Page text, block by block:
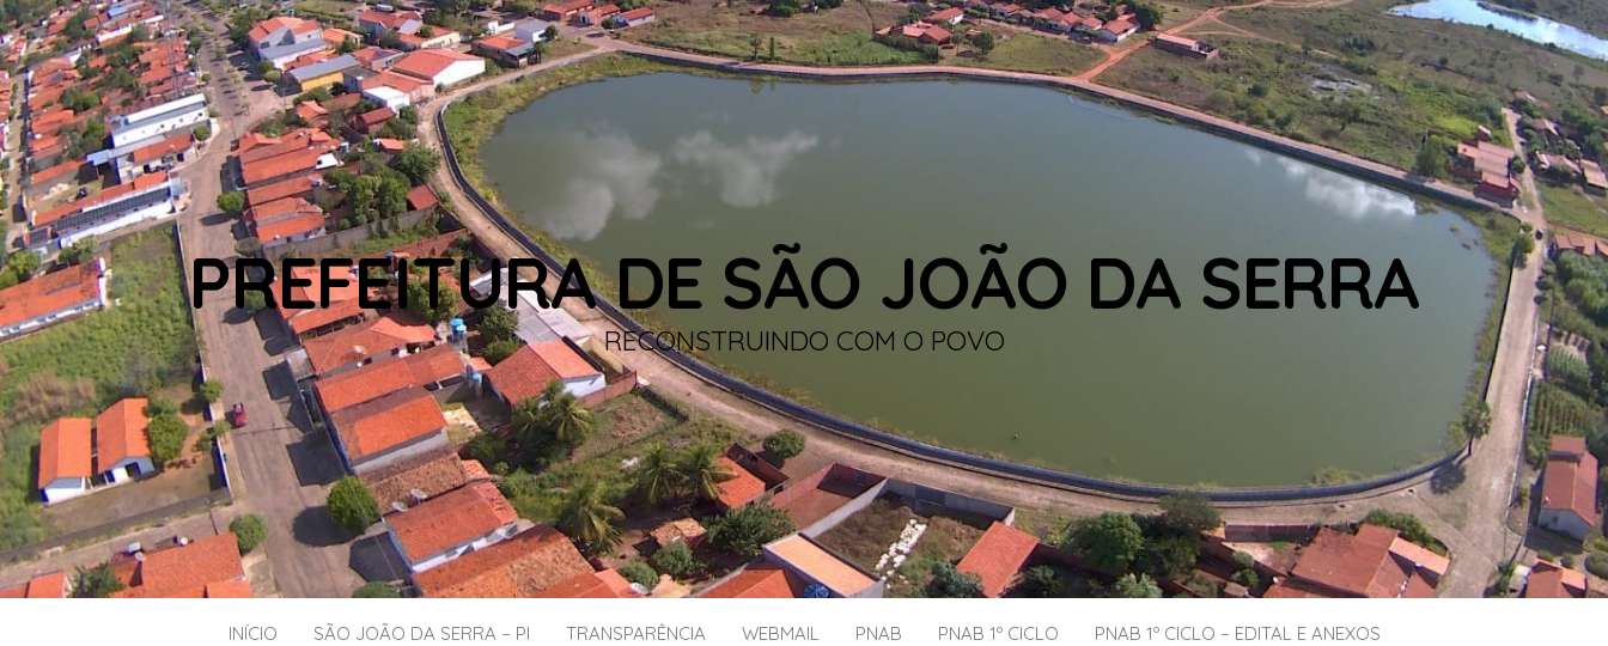
PREFEITURA DE SÃO JOÃO DA SERRA
RECONSTRUINDO COM O POVO
INÍCIO SÃO JOÃO DA SERRA – PI TRANSPARÊNCIA WEBMAIL PNAB PNAB 1º CICLO PNAB 1º CICLO – EDITAL E ANEXOS